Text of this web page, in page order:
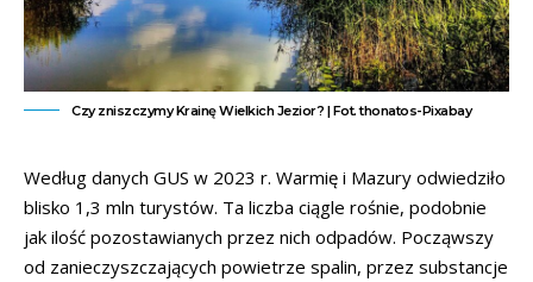
Czy zniszczymy Krainę Wielkich Jezior? | Fot. thonatos-Pixabay
Według danych GUS w 2023 r. Warmię i Mazury odwiedziło
blisko 1,3 mln turystów. Ta liczba ciągle rośnie, podobnie
jak ilość pozostawianych przez nich odpadów. Począwszy
od zanieczyszczających powietrze spalin, przez substancje